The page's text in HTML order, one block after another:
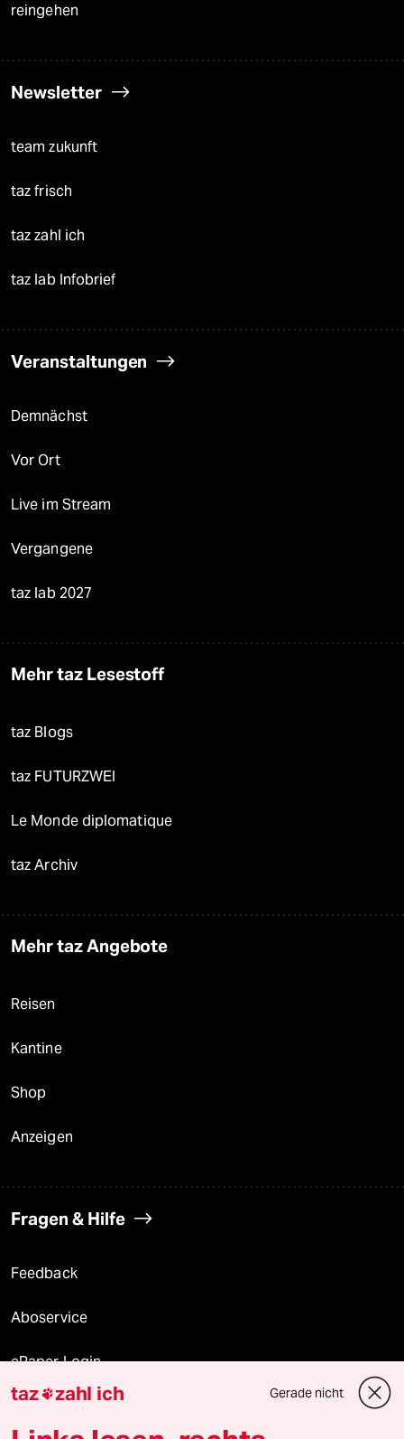
reingehen
Newsletter
team zukunft
taz frisch
taz zahl ich
taz lab Infobrief
Veranstaltungen
Demnächst
Vor Ort
Live im Stream
Vergangene
taz lab 2027
Mehr taz Lesestoff
taz Blogs
taz FUTURZWEI
Le Monde diplomatique
taz Archiv
Mehr taz Angebote
Reisen
Kantine
Shop
Anzeigen
Fragen & Hilfe
Feedback
Aboservice
ePaper Login
Downloads für Abonnierende
taz zahl ich Gerade nicht